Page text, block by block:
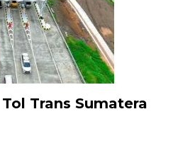
Trans Sumatera